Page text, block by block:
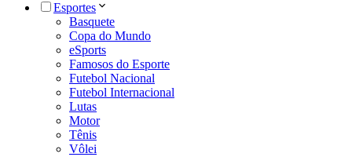
Esportes
Basquete
Copa do Mundo
eSports
Famosos do Esporte
Futebol Nacional
Futebol Internacional
Lutas
Motor
Tênis
Vôlei